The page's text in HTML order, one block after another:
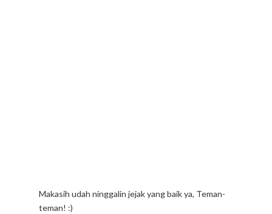
Makasih udah ninggalin jejak yang baik ya, Teman-
teman! :)